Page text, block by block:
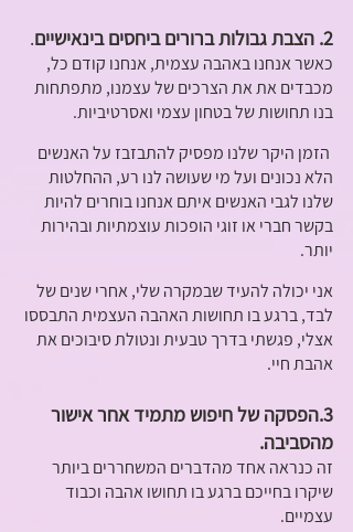
2. הצבת גבולות ברורים ביחסים בינאישיים .
כאשר אנחנו באהבה עצמית, אנחנו קודם כל,
מכבדים את את הצרכים של עצמנו, מתפתחות
בנו תחושות של בטחון עצמי ואסרטיביות.
הזמן היקר שלנו מפסיק להתבזבז על האנשים
הלא נכונים ועל מי שעושה לנו רע, ההחלטות
שלנו לגבי האנשים איתם אנחנו בוחרים להיות
בקשר חברי או זוגי הופכות עוצמתיות ובהירות
יותר.
אני יכולה להעיד שבמקרה שלי, אחרי שנים של
לבד, ברגע בו תחושות האהבה העצמית התבססו
אצלי, פגשתי בדרך טבעית ונטולת סיבוכים את
אהבת חיי.
3.הפסקה של חיפוש מתמיד אחר אישור
מהסביבה.
זה כנראה אחד מהדברים המשחררים ביותר
שיקרו בחייכם ברגע בו תחושו אהבה וכבוד
עצמיים.